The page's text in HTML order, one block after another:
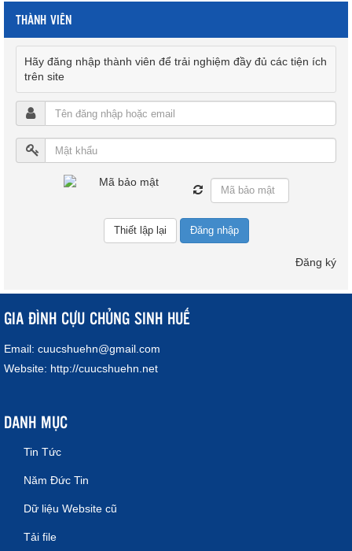
THÀNH VIÊN
Hãy đăng nhập thành viên để trải nghiệm đầy đủ các tiện ích
trên site
Đăng nhập
Đăng ký
GIA ĐÌNH CỰU CHỦNG SINH HUẾ
Email: cuucshuehn@gmail.com
Website: http://cuucshuehn.net
DANH MỤC
Tin Tức
Năm Đức Tin
Dữ liệu Website cũ
Tải file